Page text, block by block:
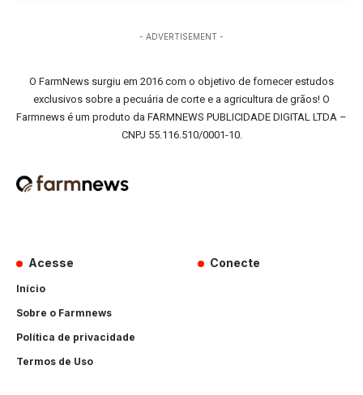
- ADVERTISEMENT -
O FarmNews surgiu em 2016 com o objetivo de fornecer estudos
exclusivos sobre a pecuária de corte e a agricultura de grãos! O
Farmnews é um produto da FARMNEWS PUBLICIDADE DIGITAL LTDA –
CNPJ 55.116.510/0001-10.
Acesse
Início
Sobre o Farmnews
Política de privacidade
Termos de Uso
Conecte